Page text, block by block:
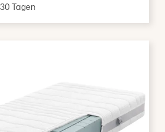
Tagen